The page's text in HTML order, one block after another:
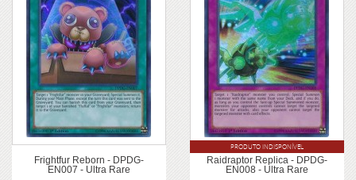
Frightfur Reborn - DPDG-
EN007 - Ultra Rare
Raidraptor Replica - DPDG-
EN008 - Ultra Rare
PRODUTO INDISPONÍVEL